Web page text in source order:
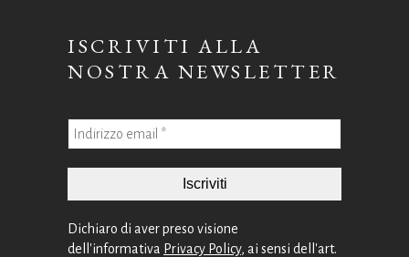
ISCRIVITI ALLA
NOSTRA NEWSLETTER
Dichiaro di aver preso visione
dell'informativa Privacy Policy, ai sensi dell'art.